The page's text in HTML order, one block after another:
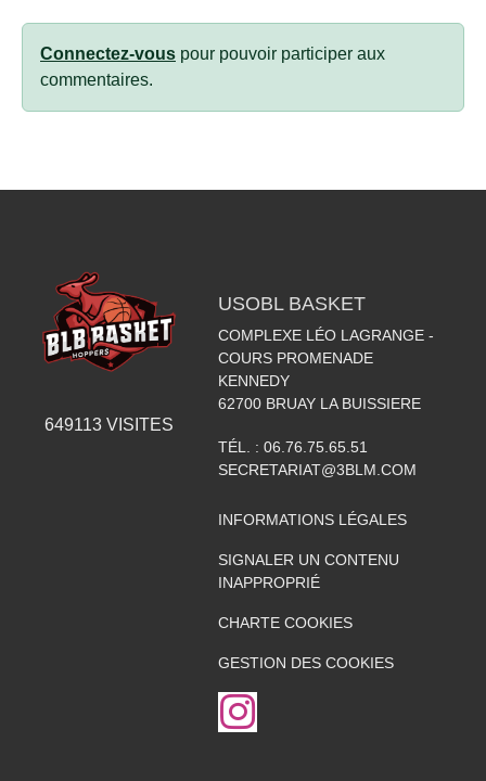
Connectez-vous pour pouvoir participer aux
commentaires.
649113VISITES
USOBL BASKET
COMPLEXE LÉO LAGRANGE -
COURS PROMENADE
KENNEDY
62700 BRUAY LA BUISSIERE
TÉL. : 06.76.75.65.51
SECRETARIAT@3BLM.COM
INFORMATIONS LÉGALES
SIGNALER UN CONTENU
INAPPROPRIÉ
CHARTE COOKIES
GESTION DES COOKIES